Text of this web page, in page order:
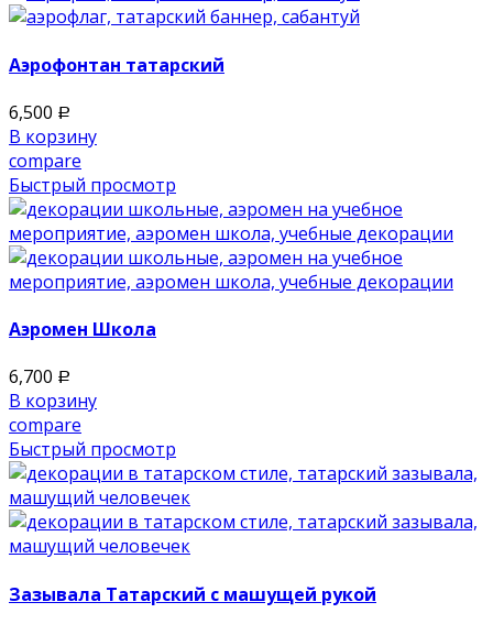
Аэрофонтан татарский
6,500 Р
В корзину
compare
Быстрый просмотр
Аэромен Школа
6,700 Р
В корзину
compare
Быстрый просмотр
Зазывала Татарский с машущей рукой